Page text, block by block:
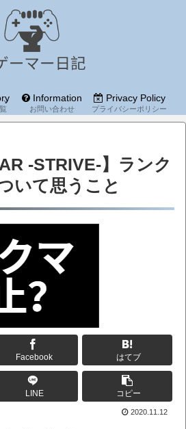
Information
お問い合わせ
Privacy Policy
プライバシーポリシー
-STRIVE-】ランク
いて思うこと
Facebook はてブ
LINE コピー
2020.11.12